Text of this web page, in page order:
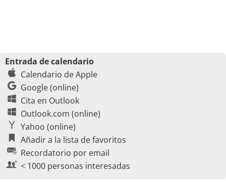
Entrada de calendario
Calendario de Apple
Google (online)
Cita en Outlook
Outlook.com (online)
Yahoo (online)
Añadir a la lista de favoritos
Recordatorio por email
< 1000 personas interesadas